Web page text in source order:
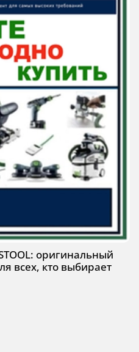
оригинальный
всех, кто выбирает